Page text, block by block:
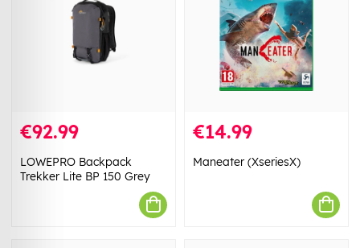
€92.99
LOWEPRO Backpack
Trekker Lite BP 150 Grey
€14.99
Maneater (XseriesX)